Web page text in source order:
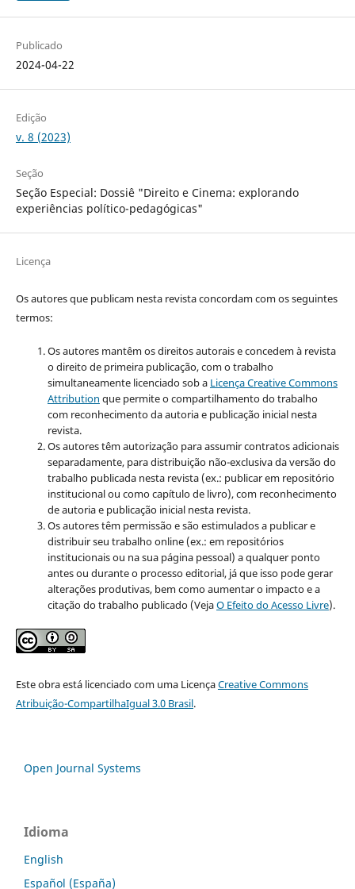
Publicado
2024-04-22
Edição
v. 8 (2023)
Seção
Seção Especial: Dossiê "Direito e Cinema: explorando
experiências político-pedagógicas"
Licença
Os autores que publicam nesta revista concordam com os seguintes
termos:
Os autores mantêm os direitos autorais e concedem à revista
o direito de primeira publicação, com o trabalho
simultaneamente licenciado sob a Licença Creative Commons
Attribution que permite o compartilhamento do trabalho
com reconhecimento da autoria e publicação inicial nesta
revista.
Os autores têm autorização para assumir contratos adicionais
separadamente, para distribuição não-exclusiva da versão do
trabalho publicada nesta revista (ex.: publicar em repositório
institucional ou como capítulo de livro), com reconhecimento
de autoria e publicação inicial nesta revista.
Os autores têm permissão e são estimulados a publicar e
distribuir seu trabalho online (ex.: em repositórios
institucionais ou na sua página pessoal) a qualquer ponto
antes ou durante o processo editorial, já que isso pode gerar
alterações produtivas, bem como aumentar o impacto e a
citação do trabalho publicado (VejaO Efeito do Acesso Livre).
Este obra está licenciado com uma LicençaCreative Commons
Atribuição-CompartilhaIgual 3.0 Brasil.
Open Journal Systems
Idioma
English
Español (España)